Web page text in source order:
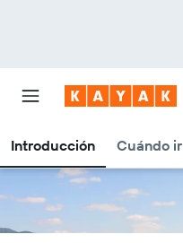
Introducción Cuándo ir